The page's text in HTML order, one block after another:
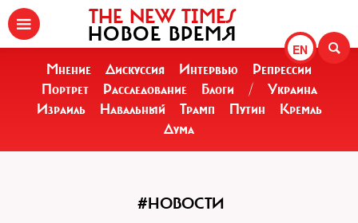
EN
THE NEW TIMES
НОВОЕ ВРЕМЯ
Мнение Дискуссия Интервью
Репрессии
Портрет
Расследование Блоги /
Украина
Израиль
Навальный Трамп Путин
Кремль
Дума
#НОВОСТИ